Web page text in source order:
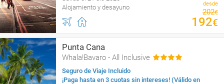
Alojamiento y desayuno
desde
202€
192€
Punta Cana
Whala!Bavaro - All Inclusive
Seguro de Viaje Incluido
¡Paga hasta en 3 cuotas sin intereses! (Válido en